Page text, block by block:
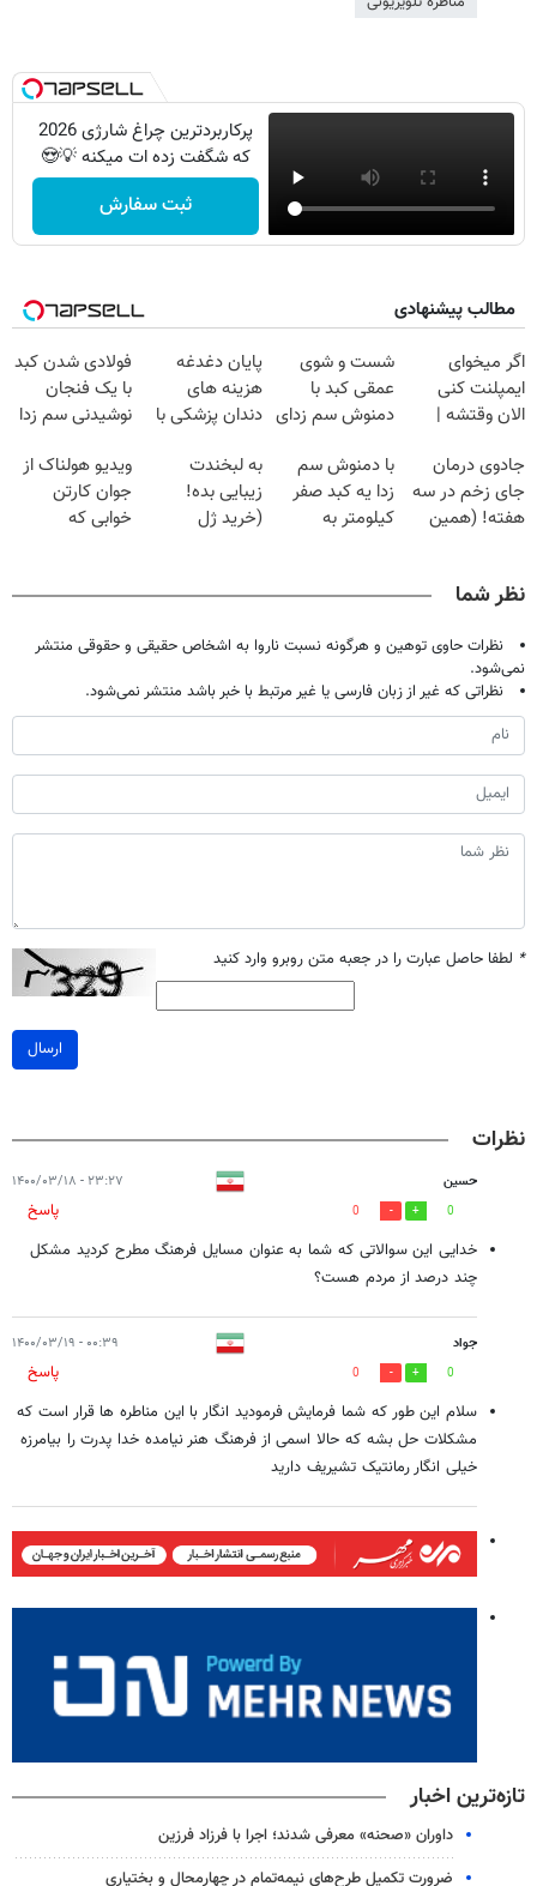
پرکاربردترین چراغ شارژی 2026
که شگفت زده ات میکنه 💡😍
ثبت سفارش
مطالب پیشنهادی
اگر میخوای
ایمپلنت کنی
الان وقتشه |
میلیون تومان!!!
شست و شوی
عمقی کبد با
دمنوش سم زدای
پایان دغدغه
هزینه های
دندان پزشکی با
خانگی
فولادی شدن کبد
با یک فنجان
نوشیدنی سم زدا
جادوی درمان
جای زخم در سه
هفته! (همین
با دمنوش سم
زدا یه کبد صفر
کیلومتر به
به لبخندت
زیبایی بده!
(خرید ژل
با40%تخفیف)
ویدیو هولناک از
جوان کارتن
خوابی که
نظر شما
نظرات حاوی توهین و هرگونه نسبت ناروا به اشخاص حقیقی و حقوقی منتشر
نمی‌شود.
نظراتی که غیر از زبان فارسی یا غیر مرتبط با خبر باشد منتشر نمی‌شود.
* لطفا حاصل عبارت را در جعبه متن روبرو وارد کنید
ارسال
نظرات
حسین ۲۳:۲۷ - ۱۴۰۰/۰۳/۱۸
0
0
پاسخ
خدایی این سوالاتی که شما به عنوان مسایل فرهنگ مطرح کردید مشکل
چند درصد از مردم هست؟
جواد ۰۰:۳۹ - ۱۴۰۰/۰۳/۱۹
0
0
پاسخ
سلام این طور که شما فرمایش فرمودید انگار با این مناطره ها قرار است که
مشکلات حل بشه که حالا اسمی از فرهنگ هنر نیامده خدا پدرت را بیامرزه
خیلی انگار رمانتیک تشیریف دارید
تازه‌ترین اخبار
داوران «صحنه» معرفی شدند؛ اجرا با فرزاد فرزین
ضرورت تکمیل طرح‌های نیمه‌تمام در چهارمحال و بختیاری